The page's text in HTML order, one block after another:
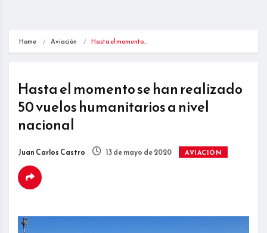
Home Aviación Hasta el momento…
Hasta el momento se han realizado
50 vuelos humanitarios a nivel
nacional
Juan Carlos Castro 13 de mayo de 2020 AVIACIÓN